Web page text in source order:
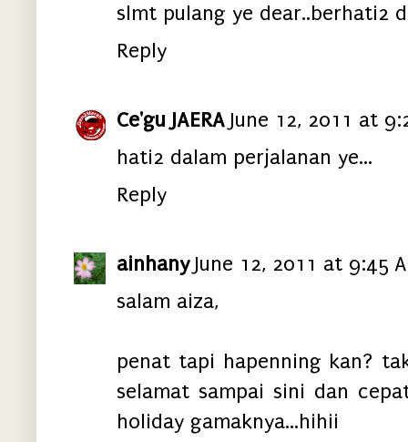
slmt pulang ye dear..berhati2
Reply
Ce'gu JAERA June 12, 2011 at
hati2 dalam perjalanan ye...
Reply
ainhany June 12, 2011 at 9:45
salam aiza,
penat tapi hapenning kan?
selamat sampai sini dan
holiday gamaknya...hihii